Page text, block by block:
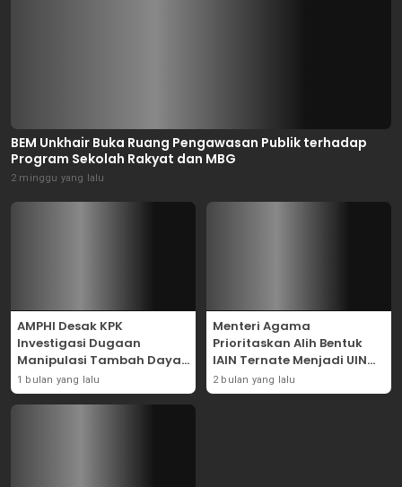
BEM Unkhair Buka Ruang Pengawasan Publik terhadap
Program Sekolah Rakyat dan MBG
2 minggu yang lalu
AMPHI Desak KPK
Investigasi Dugaan
Manipulasi Tambah Daya
Listrik di PLN
1 bulan yang lalu
Menteri Agama
Prioritaskan Alih Bentuk
IAIN Ternate Menjadi UIN
Sultan Baabullah
2 bulan yang lalu